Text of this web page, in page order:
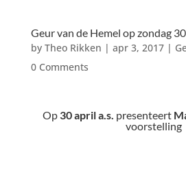
Geur van de Hemel op zondag
by Theo Rikken | apr 3, 2017|
0 Comments
Op 30 april a.s. presenteert
voorstelling